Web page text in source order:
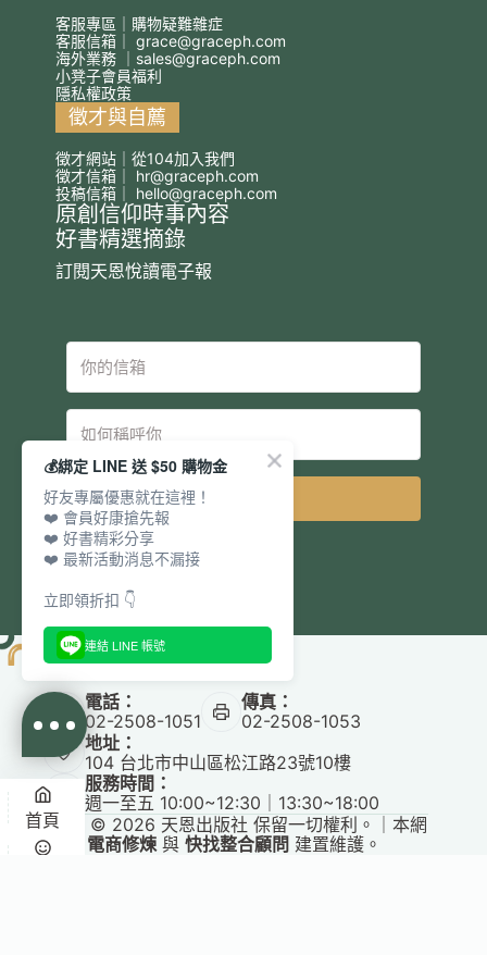
客服專區｜購物疑難雜症
客服信箱｜ grace@graceph.com
海外業務 ｜ sales@graceph.com
小凳子會員福利
隱私權政策
徵才與自薦
徵才網站｜從104加入我們
徵才信箱｜ hr@graceph.com
投稿信箱｜ hello@graceph.com
原創信仰時事內容
好書精選摘錄
訂閱天恩悅讀電子報
電話：
02-2508-1051
傳真：
02-2508-1053
地址：
104 台北市中山區松江路23號10樓
服務時間：
週一至五 10:00~12:30｜13:30~18:00
Copyright © 2026 天恩出版社 保留一切權利。｜本網
站由 電商修煉與快找整合顧問 建置維護。
首頁
💰綁定 LINE 送 $50 購物金
好友專屬優惠就在這裡！
❤️ 會員好康搶先報
❤️ 好書精彩分享
❤️ 最新活動消息不漏接
立即領折扣 👇
連結 LINE 帳號